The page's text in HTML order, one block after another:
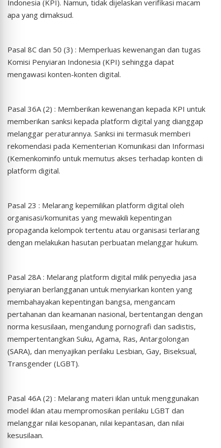
Indonesia (KPI). Namun, tidak dijelaskan verifikasi macam
apa yang dimaksud.
Pasal 8C dan 50 (3) : Memperluas kewenangan dan tugas
Komisi Penyiaran Indonesia (KPI) sehingga dapat
mengawasi konten-konten digital.
Pasal 36A (2) : Memberikan kewenangan kepada KPI untuk
memberikan sanksi kepada platform digital yang dianggap
melanggar peraturannya. Sanksi ini termasuk memberi
rekomendasi pada Kementerian Komunikasi dan Informasi
(Kemenkominfo untuk memutus akses terhadap konten di
platform digital.
Pasal 23 : Melarang kepemilikan platform digital oleh
organisasi/komunitas yang mewakili kepentingan
propaganda kelompok tertentu atau organisasi terlarang
dengan melakukan hasutan perbuatan melanggar hukum.
Pasal 28A : Melarang platform digital milik penyedia jasa
penyiaran berlangganan untuk menyiarkan konten yang
membahayakan kepentingan bangsa, mengancam
pertahanan dan keamanan nasional, bertentangan dengan
norma kesusilaan, mengandung pornografi dan sadistis,
mempertentangkan Suku, Agama, Ras, Antargolongan
(SARA), dan menyajikan perilaku Lesbian, Gay, Biseksual,
Transgender (LGBT).
Pasal 46A (2) : Melarang materi iklan untuk menggunakan
model iklan atau mempromosikan perilaku LGBT dan
melanggar nilai kesopanan, nilai kepantasan, dan nilai
kesusilaan.